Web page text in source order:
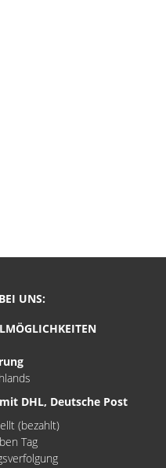
UNS:
DHL, Deutsche Post
(bezahlt)
Tag